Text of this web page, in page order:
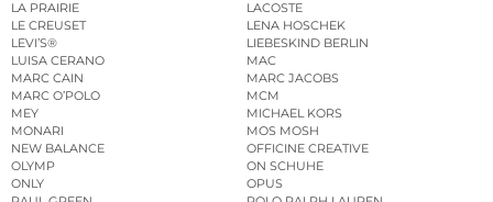
LA PRAIRIE
LACOSTE
LE CREUSET
LENA HOSCHEK
LEVI’S®
LIEBESKIND BERLIN
LUISA CERANO
MAC
MARC CAIN
MARC JACOBS
MARC O’POLO
MCM
MEY
MICHAEL KORS
MONARI
MOS MOSH
NEW BALANCE
OFFICINE CREATIVE
OLYMP
ON SCHUHE
ONLY
OPUS